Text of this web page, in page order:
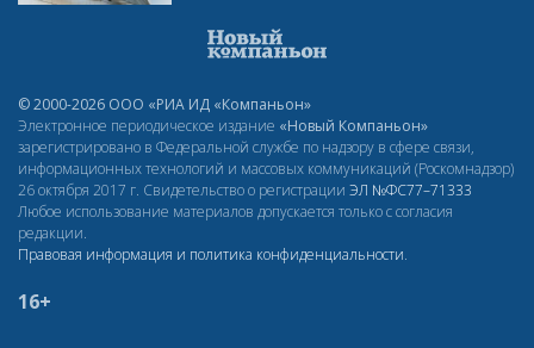
© 2000-2026 ООО «РИА ИД «Компаньон»
Электронное периодическое издание «Новый Компаньон»
зарегистрировано в Федеральной службе по надзору в сфере связи,
информационных технологий и массовых коммуникаций (Роскомнадзор)
26 октября 2017 г. Свидетельство о регистрации ЭЛ №ФС77–71333
Любое использование материалов допускается только с согласия
редакции.
Правовая информация и политика конфиденциальности.
16+